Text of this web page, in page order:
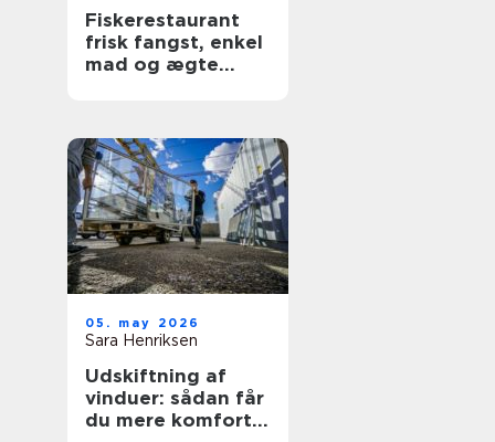
Fiskerestaurant
frisk fangst, enkel
mad og ægte
05. may 2026
Sara Henriksen
Udskiftning af
vinduer: sådan får
du mere komfort